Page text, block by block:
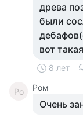
древа
были
вот
8 лет
Ро Ром
Очень